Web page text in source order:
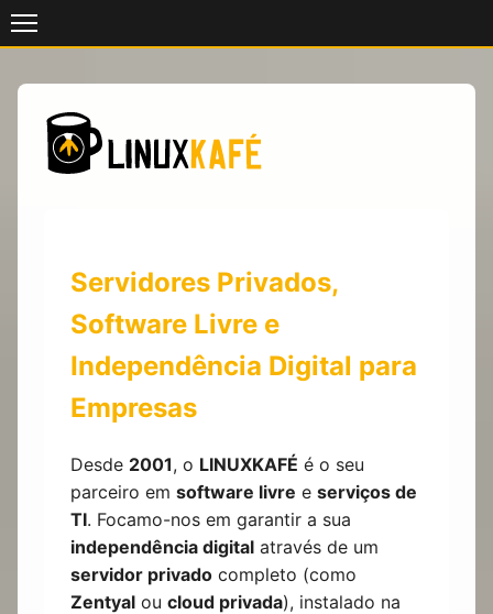
Skip
Servidores Privados,
Software Livre e
Independência Digital para
Empresas
Desde 2001, o LINUXKAFÉ é o seu
parceiro em software livre e serviços de
TI. Focamo-nos em garantir a sua
independência digital através de um
servidor privado completo (como
Zentyal ou cloud privada), instalado na